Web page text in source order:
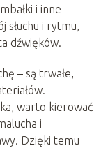
i inne
słuchu i rytmu,
dźwięków.
– są trwałe,
warto kierować
i
Dzięki temu